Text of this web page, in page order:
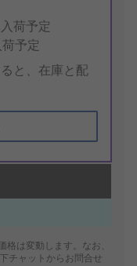
荷予定
予定
と、在庫と配
は変動します。なお、
チャットからお問合せ